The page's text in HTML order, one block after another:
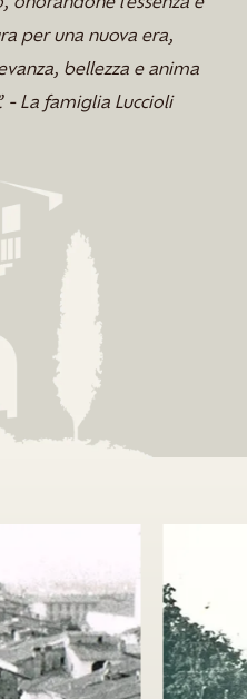
per una nuova era,
bellezza e anima
La famiglia Luccioli